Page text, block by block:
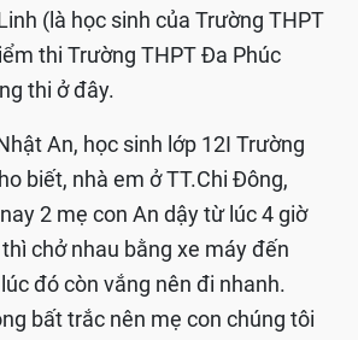
(là học sinh của Trường THPT
thi Trường THPT Đa Phúc
thi ở đây.
An, học sinh lớp 12I Trường
biết, nhà em ở TT.Chi Đông,
2 mẹ con An dậy từ lúc 4 giờ
chở nhau bằng xe máy đến
đó còn vắng nên đi nhanh.
bất trắc nên mẹ con chúng tôi